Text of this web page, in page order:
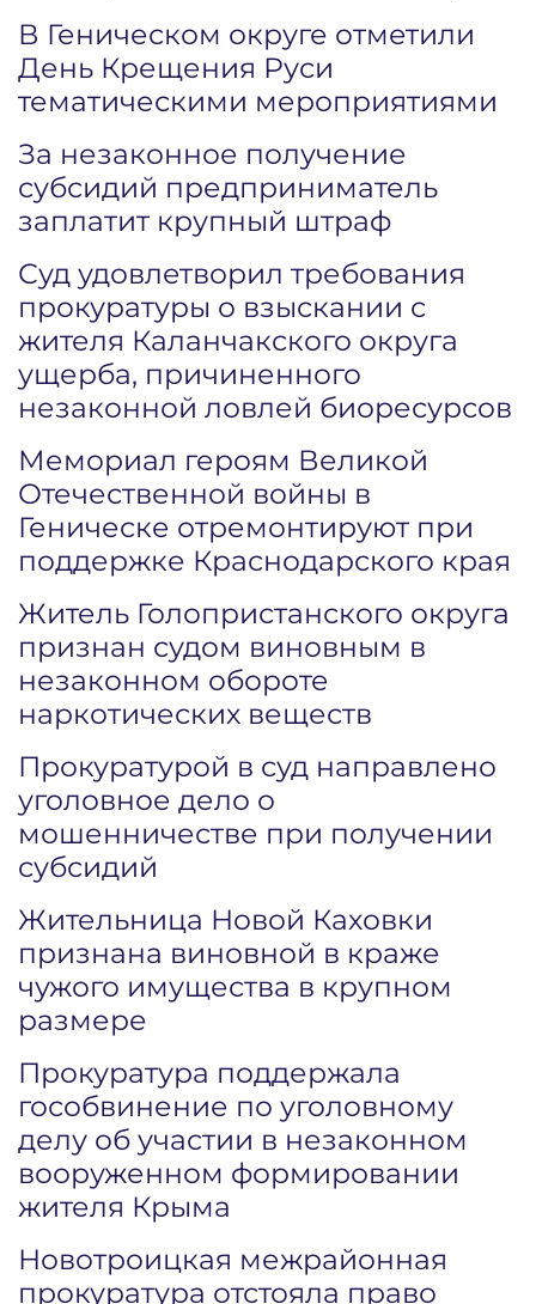
В Геническом округе отметили
День Крещения Руси
тематическими мероприятиями
За незаконное получение
субсидий предприниматель
заплатит крупный штраф
Суд удовлетворил требования
прокуратуры о взыскании с
жителя Каланчакского округа
ущерба, причиненного
незаконной ловлей биоресурсов
Мемориал героям Великой
Отечественной войны в
Геническе отремонтируют при
поддержке Краснодарского края
Житель Голопристанского округа
признан судом виновным в
незаконном обороте
наркотических веществ
Прокуратурой в суд направлено
уголовное дело о
мошенничестве при получении
субсидий
Жительница Новой Каховки
признана виновной в краже
чужого имущества в крупном
размере
Прокуратура поддержала
гособвинение по уголовному
делу об участии в незаконном
вооруженном формировании
жителя Крыма
Новотроицкая межрайонная
прокуратура отстояла право